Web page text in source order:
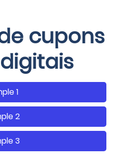
cupons
1
2
3